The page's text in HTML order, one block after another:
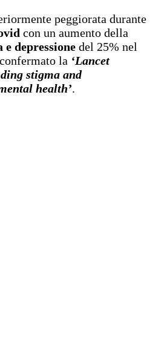
peggiorata durante
con un aumento della
e depressione del 25% nel
la ‘Lancet
stigma and
health’.